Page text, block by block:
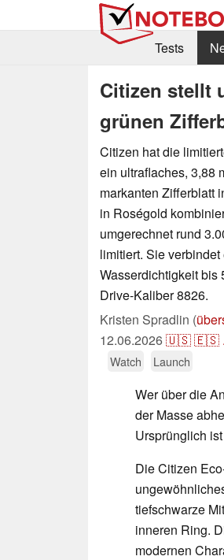
Tests
Citizen stellt
grünen
Citizen hat die
ein ultraflaches, 3,88
markanten Zifferblatt
in Roségold
umgerechnet rund
limitiert. Sie
Wasserdichtigkeit bis
Drive-Kaliber 8826.
Kristen Spradlin (
12.06.2026🇺🇸🇪🇸
Watch Launch
Wer über die
der Masse
Ursprünglich
Die Citizen
tiefschwarze
inneren Ring.
modernen